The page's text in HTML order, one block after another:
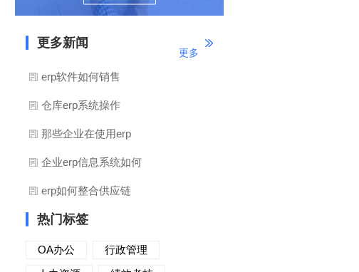
更多新闻
更多
erp软件如何销售
仓库erp系统操作
那些企业在使用erp
企业erp信息系统如何
erp如何整合供应链
热门标签
OA办公
行政管理